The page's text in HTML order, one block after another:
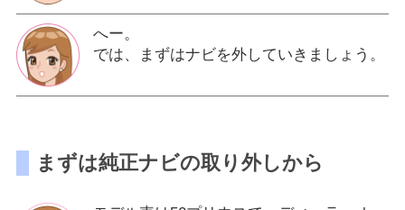
へー。
では、まずはナビを外していきましょう。
まずは純正ナビの取り外しから